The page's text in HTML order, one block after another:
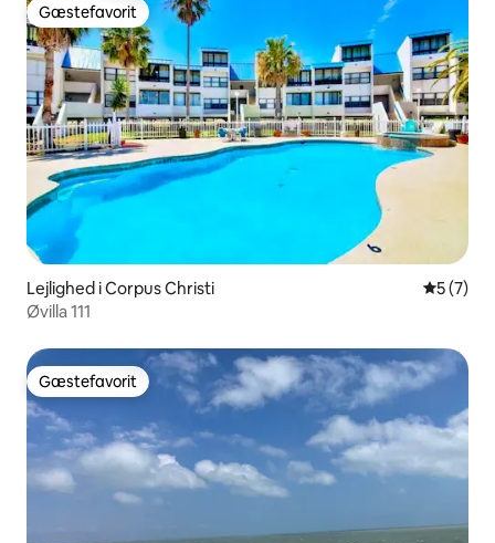
Gæstefavorit
Gæstefavorit
Lejlighed i Corpus Christi 5 ud af 5
5 (7)
Øvilla 111
Gæstefavorit
Gæstefavorit